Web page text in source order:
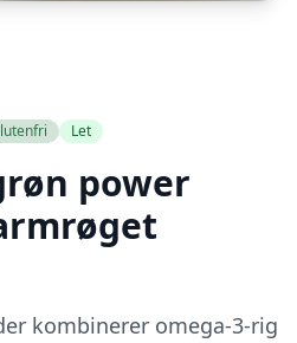
Let
power
kombinerer omega-3-rig